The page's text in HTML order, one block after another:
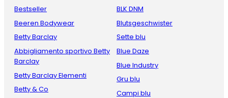
Bestseller
Beeren Bodywear
Betty Barclay
Abbigliamento sportivo Betty
Barclay
Betty Barclay Elementi
Betty & Co
BLK DNM
Blutsgeschwister
Sette blu
Blue Daze
Blue Industry
Gru blu
Campi blu